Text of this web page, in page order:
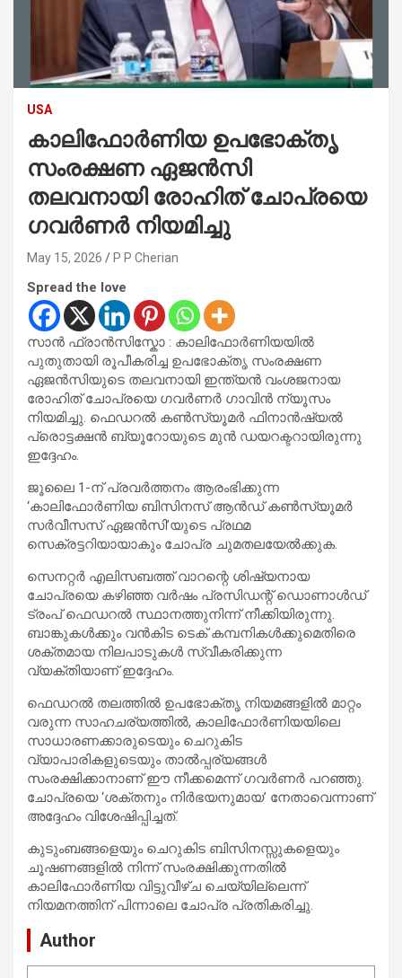
USA
കാലിഫോർണിയ ഉപഭോക്തൃ
സംരക്ഷണ ഏജൻസി
തലവനായി രോഹിത് ചോപ്രയെ
ഗവർണർ നിയമിച്ചു
May 15, 2026 P P Cherian
Spread the love
സാൻ ഫ്രാൻസിസ്കോ : കാലിഫോർണിയയിൽ
പുതുതായി രൂപീകരിച്ച ഉപഭോക്തൃ സംരക്ഷണ
ഏജൻസിയുടെ തലവനായി ഇന്ത്യൻ വംശജനായ
രോഹിത് ചോപ്രയെ ഗവർണർ ഗാവിൻ ന്യൂസം
നിയമിച്ചു. ഫെഡറൽ കൺസ്യൂമർ ഫിനാൻഷ്യൽ
പ്രൊട്ടക്ഷൻ ബ്യൂറോയുടെ മുൻ ഡയറക്ടറായിരുന്നു
ഇദ്ദേഹം.
ജൂലൈ 1-ന് പ്രവർത്തനം ആരംഭിക്കുന്ന
‘കാലിഫോർണിയ ബിസിനസ് ആൻഡ് കൺസ്യൂമർ
സർവീസസ് ഏജൻസി’യുടെ പ്രഥമ
സെക്രട്ടറിയായാകും ചോപ്ര ചുമതലയേൽക്കുക.
സെനറ്റർ എലിസബത്ത് വാറന്റെ ശിഷ്യനായ
ചോപ്രയെ കഴിഞ്ഞ വർഷം പ്രസിഡന്റ് ഡൊണാൾഡ്
ട്രംപ് ഫെഡറൽ സ്ഥാനത്തുനിന്ന് നീക്കിയിരുന്നു.
ബാങ്കുകൾക്കും വൻകിട ടെക് കമ്പനികൾക്കുമെതിരെ
ശക്തമായ നിലപാടുകൾ സ്വീകരിക്കുന്ന
വ്യക്തിയാണ് ഇദ്ദേഹം.
ഫെഡറൽ തലത്തിൽ ഉപഭോക്തൃ നിയമങ്ങളിൽ മാറ്റം
വരുന്ന സാഹചര്യത്തിൽ, കാലിഫോർണിയയിലെ
സാധാരണക്കാരുടെയും ചെറുകിട
വ്യാപാരികളുടെയും താൽപ്പര്യങ്ങൾ
സംരക്ഷിക്കാനാണ് ഈ നീക്കമെന്ന് ഗവർണർ പറഞ്ഞു.
ചോപ്രയെ ‘ശക്തനും നിർഭയനുമായ’ നേതാവെന്നാണ്
അദ്ദേഹം വിശേഷിപ്പിച്ചത്.
കുടുംബങ്ങളെയും ചെറുകിട ബിസിനസ്സുകളെയും
ചൂഷണങ്ങളിൽ നിന്ന് സംരക്ഷിക്കുന്നതിൽ
കാലിഫോർണിയ വിട്ടുവീഴ്ച ചെയ്യില്ലെന്ന്
നിയമനത്തിന് പിന്നാലെ ചോപ്ര പ്രതികരിച്ചു.
Author